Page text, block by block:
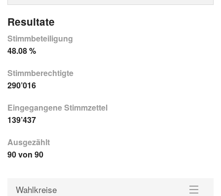
Resultate
Stimmbeteiligung
48.08 %
Stimmberechtigte
290’016
Eingegangene Stimmzettel
139’437
Ausgezählt
90 von 90
Wahlkreise